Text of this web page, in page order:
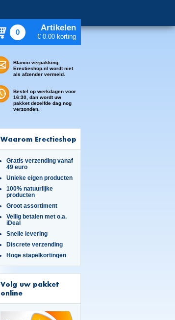
0 Artikelen
€ 0.00 korting
Blanco verpakking.
Erectieshop.nl wordt niet
als afzender vermeld.
Bestel op werkdagen voor
16:30, dan wordt uw
pakket dezelfde dag nog
verzonden.
Waarom Erectieshop
Gratis verzending vanaf
49 euro
Unieke eigen producten
100% natuurlijke
producten
Groot assortiment
Veilig betalen met o.a.
iDeal
Snelle levering
Discrete verzending
Hoge stapelkortingen
Volg uw pakket
online